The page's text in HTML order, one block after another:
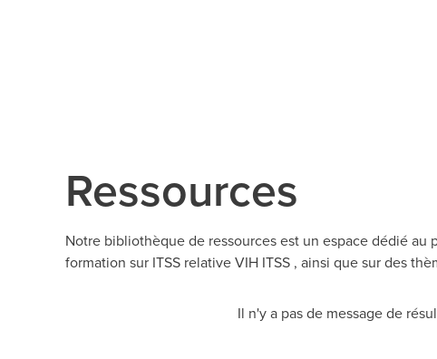
Ressources
Notre bibliothèque de ressources est un espace dédié
formation sur ITSS relative VIH ITSS , ainsi que sur des
Il n'y a pas de message de